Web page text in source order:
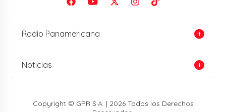
Radio Panamericana
Noticias
Copyright © GPR S.A. | 2026 Todos los Derechos